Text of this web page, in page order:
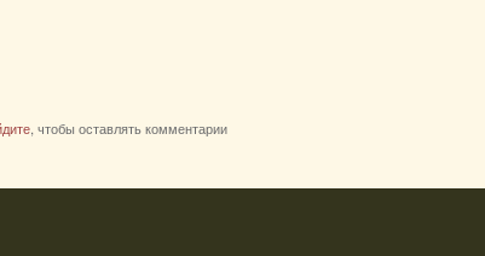
, чтобы оставлять комментарии